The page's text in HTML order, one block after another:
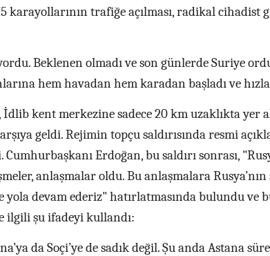
trafiğe açılması, radikal cihadist
Beklenen olmadı ve son günlerde Suriye
hem havadan hem karadan başladı ve
kent merkezine sadece 20 km uzaklıkta yer
geldi. Rejimin topçu saldırısında resmi
Erdoğan, bu saldırı sonrası,
anlaşmalar oldu. Bu anlaşmalara Rusya’nın
yola devam ederiz" hatırlatmasında bulundu ve
şu ifadeyi kullandı:
da Soçi’ye de sadık değil. Şu anda Astana